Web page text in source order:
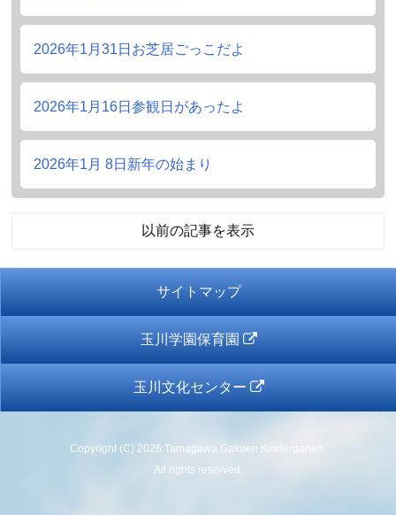
2026年1月31日 お芝居ごっこだよ
2026年1月16日参観日があったよ
2026年1月 8日 新年の始まり
以前の記事を表示
サイトマップ
玉川学園保育園
玉川文化センター
Copyright (C) 2026 Tamagawa Gakuen Kindergarten.
All rights reserved.